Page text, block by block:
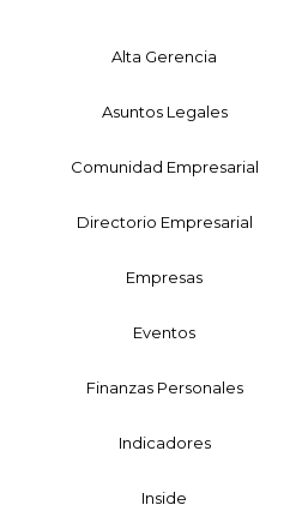
Alta Gerencia
Asuntos Legales
Comunidad Empresarial
Directorio Empresarial
Empresas
Eventos
Finanzas Personales
Indicadores
Inside